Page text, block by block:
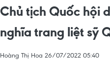
Chủ tịch Quốc hội
nghĩa trang liệt sỹ
Hoàng Thị Hoa 26/07/2022 05:40